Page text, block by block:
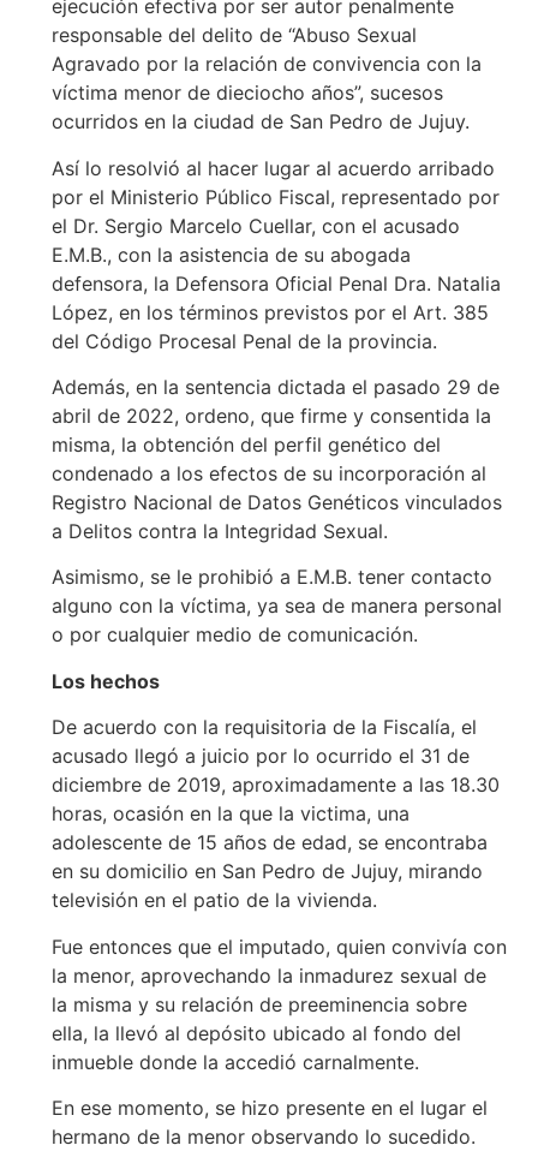
ejecución efectiva por ser autor penalmente
responsable del delito de “Abuso Sexual
Agravado por la relación de convivencia con la
víctima menor de dieciocho años”, sucesos
ocurridos en la ciudad de San Pedro de Jujuy.
Así lo resolvió al hacer lugar al acuerdo arribado
por el Ministerio Público Fiscal, representado por
el Dr. Sergio Marcelo Cuellar, con el acusado
E.M.B., con la asistencia de su abogada
defensora, la Defensora Oficial Penal Dra. Natalia
López, en los términos previstos por el Art. 385
del Código Procesal Penal de la provincia.
Además, en la sentencia dictada el pasado 29 de
abril de 2022, ordeno, que firme y consentida la
misma, la obtención del perfil genético del
condenado a los efectos de su incorporación al
Registro Nacional de Datos Genéticos vinculados
a Delitos contra la Integridad Sexual.
Asimismo, se le prohibió a E.M.B. tener contacto
alguno con la víctima, ya sea de manera personal
o por cualquier medio de comunicación.
Los hechos
De acuerdo con la requisitoria de la Fiscalía, el
acusado llegó a juicio por lo ocurrido el 31 de
diciembre de 2019, aproximadamente a las 18.30
horas, ocasión en la que la victima, una
adolescente de 15 años de edad, se encontraba
en su domicilio en San Pedro de Jujuy, mirando
televisión en el patio de la vivienda.
Fue entonces que el imputado, quien convivía con
la menor, aprovechando la inmadurez sexual de
la misma y su relación de preeminencia sobre
ella, la llevó al depósito ubicado al fondo del
inmueble donde la accedió carnalmente.
En ese momento, se hizo presente en el lugar el
hermano de la menor observando lo sucedido.